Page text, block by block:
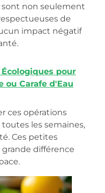
sont non seulement
de
impact négatif
pour
ou Carafe d'Eau
ces opérations
les semaines,
Ces petites
différence